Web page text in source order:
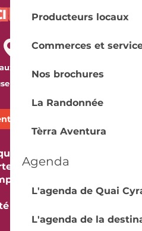
Producteurs locaux
Commerces et
Nos brochures
La Randonnée
Tèrra Aventura
Agenda
L'agenda de Quai
L'agenda de la
venir ?
& stage